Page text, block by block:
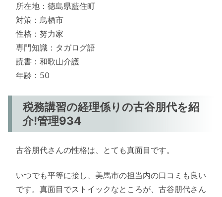
所在地：徳島県藍住町
対策：鳥栖市
性格：努力家
専門知識：タガログ語
読書：和歌山介護
年齢：50
税務講習の経理係りの古谷朋代を紹
介!管理934
古谷朋代さんの性格は、とても真面目です。
いつでも平等に接し、美馬市の担当内の口コミも良い
です。真面目でストイックなところが、古谷朋代さん